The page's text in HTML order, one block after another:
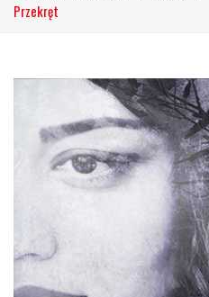
Przekręt